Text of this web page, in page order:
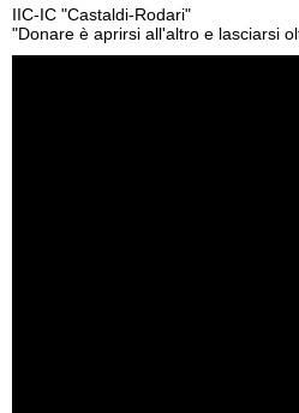
IIC-IC "Castaldi-Rodari"
"Donare è aprirsi all'altro e lasciarsi